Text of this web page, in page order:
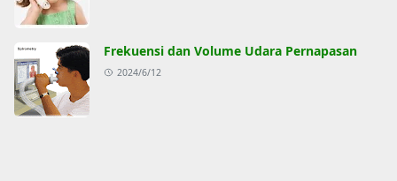
Frekuensi dan Volume Udara Pernapasan
2024/6/12